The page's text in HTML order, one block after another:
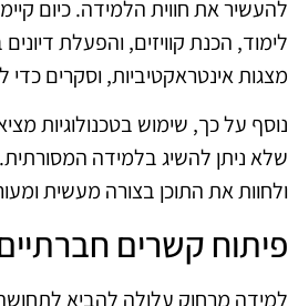
להעשיר את חווית הלמידה. כיום
לימוד, הכנת קוויזים, והפעלת
מצגות אינטראקטיביות, וסקרים
נוסף על כך, שימוש בטכנולוגיות
שלא ניתן להשיג בלמידה
ולחוות את התוכן בצורה מעשית
פיתוח קשרים
למידה מרחוק עלולה להביא